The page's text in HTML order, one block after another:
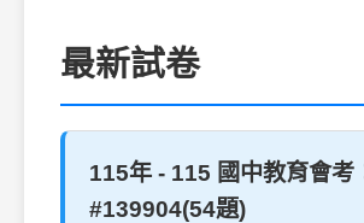
最新試卷
115年 - 115 國中教育會考
#139904(54題)